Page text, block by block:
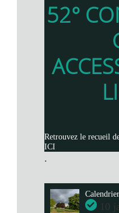
52°
Retrouvez le recueil
ICI
.
Calendrier
10